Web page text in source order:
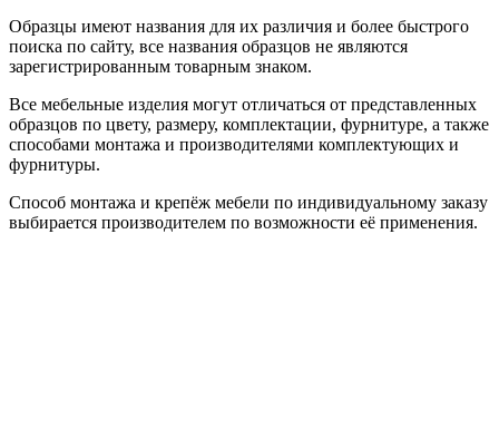
Образцы имеют названия для их различия и более быстрого
поиска по сайту, все названия образцов не являются
зарегистрированным товарным знаком.
Все мебельные изделия могут отличаться от представленных
образцов по цвету, размеру, комплектации, фурнитуре, а также
способами монтажа и производителями комплектующих и
фурнитуры.
Способ монтажа и крепёж мебели по индивидуальному заказу
выбирается производителем по возможности её применения.